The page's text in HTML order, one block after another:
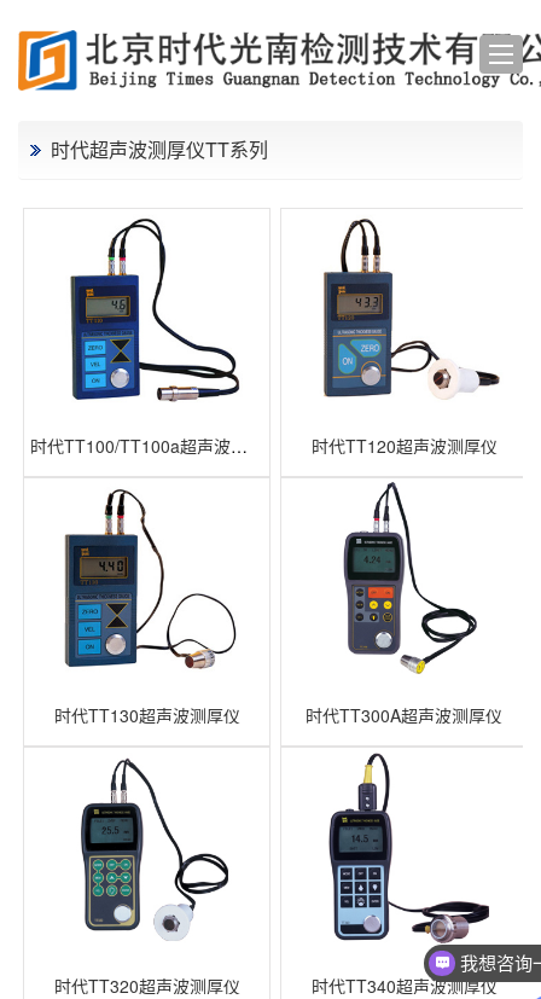
时代超声波测厚仪TT系列
时代TT100/TT100a超声波测厚仪 时代TT120超声波测厚仪
时代TT130超声波测厚仪 时代TT300A超声波测厚仪
时代TT320超声波测厚仪 时代TT340超声波测厚仪
我想咨询